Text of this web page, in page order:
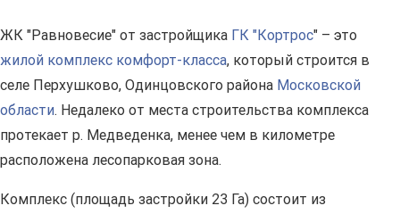
ЖК "Равновесие" от застройщика ГК "Кортрос" – это
жилой комплекс комфорт-класса, который строится в
селе Перхушково, Одинцовского района Московской
области. Недалеко от места строительства комплекса
протекает р. Медведенка, менее чем в километре
расположена лесопарковая зона.
Комплекс (площадь застройки 23 Га) состоит из